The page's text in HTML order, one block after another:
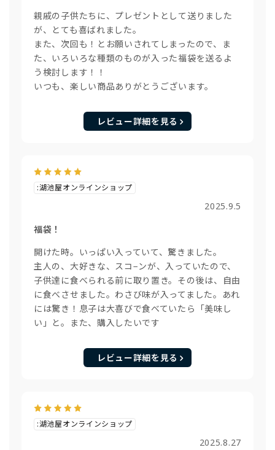
親戚の子供たちに、プレゼントとして送りました
が、とても喜ばれました。
また、次回も！とお願いされてしまったので、ま
た、いろいろな種類のものが入った福袋を送るよ
う検討します！！
いつも、楽しい商品ありがとうございます。
レビュー詳細を見る
:湖池屋オンラインショップ
2025.9.5
福袋！
開けた時。いっぱい入っていて、驚きました。
主人の、大好きな、スコ−ンが、入っていたので、
子供達に食べられる前に取り置き。その後は、自由
に食べさせました。わさび味が入ってました。あれ
には驚き！息子は大喜びで食べていたら「美味し
い」と。また、購入したいです
レビュー詳細を見る
:湖池屋オンラインショップ
2025.8.27